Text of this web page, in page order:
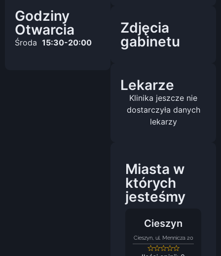
Zdjęcia
gabinetu
Lekarze
Klinika jeszcze nie
dostarczyła danych
lekarzy
Miasta w
których
jesteśmy
Cieszyn
Cieszyn, ul. Mennicza 20
Godziny
Otwarcia
Środa 15:30-20:00